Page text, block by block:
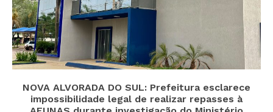
NOVA ALVORADA DO SUL: Prefeitura esclarece
impossibilidade legal de realizar repasses à